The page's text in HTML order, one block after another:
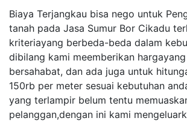
Biaya Terjangkau bisa nego untuk
tanah pada Jasa Sumur Bor Cikadu
kriteriayang berbeda-beda dalam
dibilang kami meemberikan
bersahabat, dan ada juga untuk
150rb per meter sesuai kebutuhan
yang terlampir belum tentu
pelanggan,dengan ini kami